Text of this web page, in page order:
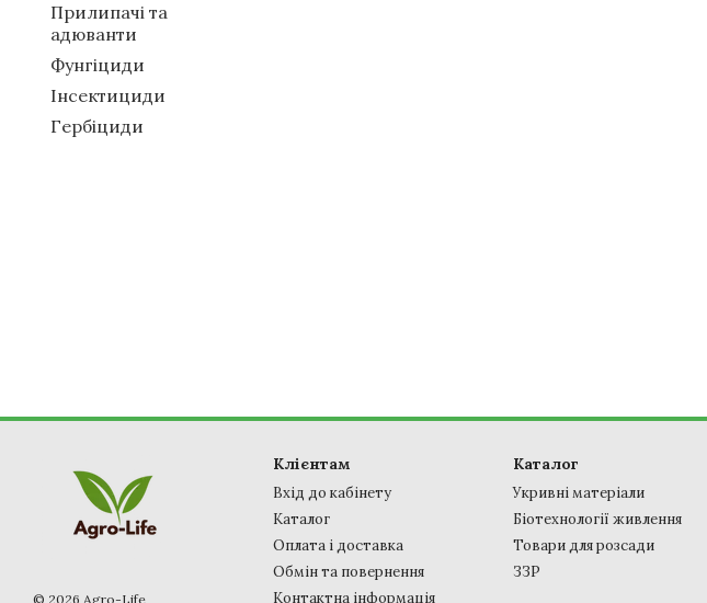
Прилипачі та
адюванти
Фунгіциди
Інсектициди
Гербіциди
© 2026 Agro-Life
Клієнтам
Вхід до кабінету
Каталог
Оплата і доставка
Обмін та повернення
Контактна інформація
Каталог
Укривні матеріали
Біотехнології живлення
Товари для розсади
ЗЗР